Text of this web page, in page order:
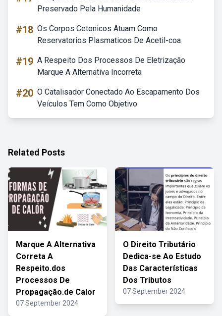
Preservado Pela Humanidade
#18 Os Corpos Cetonicos Atuam Como
Reservatorios Plasmaticos De Acetil-coa
#19 A Respeito Dos Processos De Eletrização
Marque A Alternativa Incorreta
#20 O Catalisador Conectado Ao Escapamento Dos
Veículos Tem Como Objetivo
Related Posts
Marque A Alternativa
Correta A
Respeito.dos
Processos De
Propagação.de Calor
07 September 2024
O Direito Tributário
Dedica-se Ao Estudo
Das Características
Dos Tributos
07 September 2024